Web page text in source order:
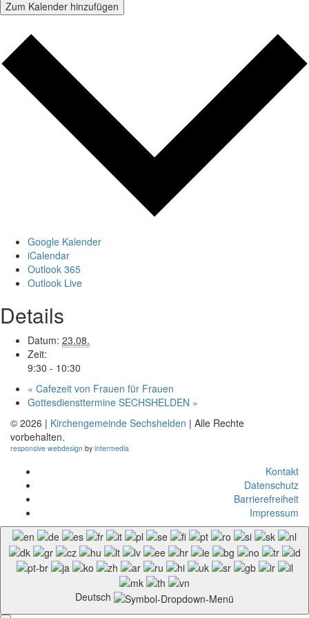
Zum Kalender hinzufügen
Google Kalender
iCalendar
Outlook 365
Outlook Live
Details
Datum: 23.08.
Zeit:
9:30 - 10:30
« Cafezeit von Frauen für Frauen
Gottesdiensttermine SECHSHELDEN »
© 2026 | Kirchengemeinde Sechshelden | Alle Rechte
vorbehalten.
responsive webdesign by intermedia
Kontakt
Datenschutz
Barrierefreiheit
Impressum
Deutsch